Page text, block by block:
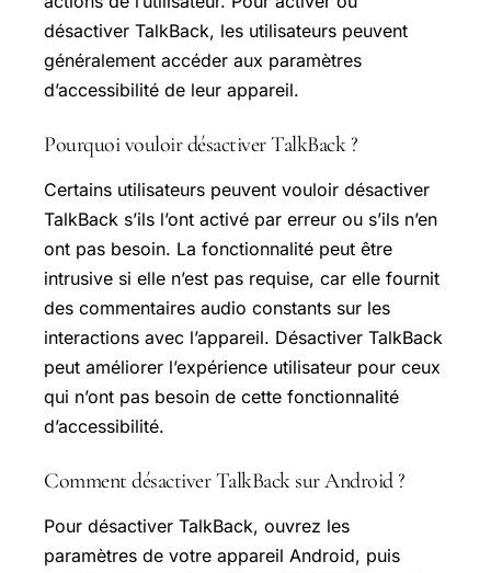
désactiver TalkBack, les utilisateurs peuvent
généralement accéder aux paramètres
d’accessibilité de leur appareil.
Pourquoi vouloir désactiver TalkBack ?
Certains utilisateurs peuvent vouloir désactiver
TalkBack s’ils l’ont activé par erreur ou s’ils n’en
ont pas besoin. La fonctionnalité peut être
intrusive si elle n’est pas requise, car elle fournit
des commentaires audio constants sur les
interactions avec l’appareil. Désactiver TalkBack
peut améliorer l’expérience utilisateur pour ceux
qui n’ont pas besoin de cette fonctionnalité
d’accessibilité.
Comment désactiver TalkBack sur Android ?
Pour désactiver TalkBack, ouvrez les
paramètres de votre appareil Android, puis